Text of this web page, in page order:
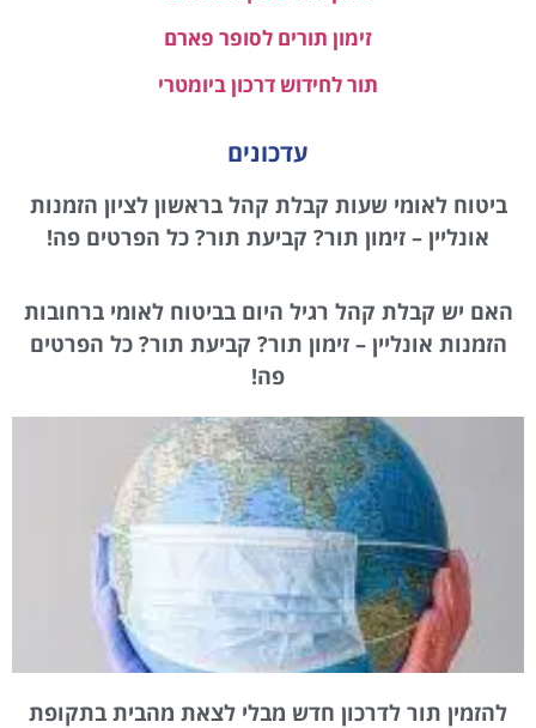
זימון תורים לסופר פארם
תור לחידוש דרכון ביומטרי
עדכונים
ביטוח לאומי שעות קבלת קהל בראשון לציון הזמנות
אונליין – זימון תור? קביעת תור? כל הפרטים פה!
האם יש קבלת קהל רגיל היום בביטוח לאומי ברחובות
הזמנות אונליין – זימון תור? קביעת תור? כל הפרטים
פה!
להזמין תור לדרכון חדש מבלי לצאת מהבית בתקופת